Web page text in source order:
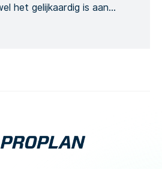
het gelijkaardig is aan